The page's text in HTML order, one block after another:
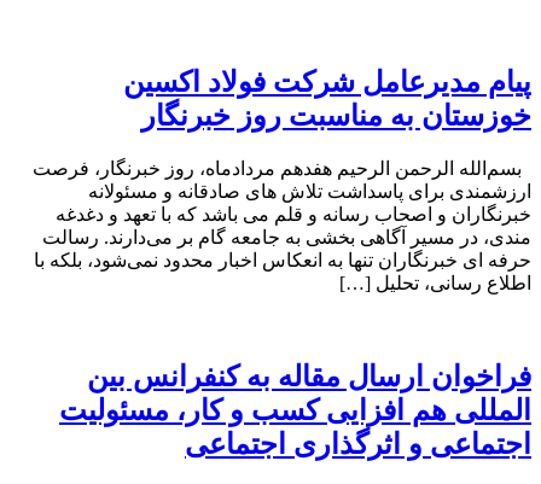
پیام مدیرعامل شرکت فولاد اکسین
خوزستان به مناسبت روز خبرنگار
بسم‌الله الرحمن الرحیم هفدهم مردادماه، روز خبرنگار، فرصت
ارزشمندی برای پاسداشت تلاش‌ های صادقانه و مسئولانه
خبرنگاران و اصحاب رسانه و قلم می باشد که با تعهد و دغدغه‌
مندی، در مسیر آگاهی‌ بخشی به جامعه گام بر می‌دارند. رسالت
حرفه‌ ای خبرنگاران تنها به انعکاس اخبار محدود نمی‌شود، بلکه با
اطلاع رسانی، تحلیل […]
فراخوان ارسال مقاله به کنفرانس بین
المللی هم افزایی کسب و کار، مسئولیت
اجتماعی و اثرگذاری اجتماعی